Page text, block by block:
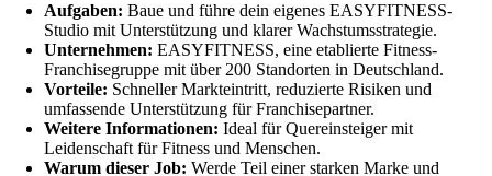
Aufgaben: Baue und führe dein eigenes EASYFITNESS-
Studio mit Unterstützung und klarer Wachstumsstrategie.
Unternehmen: EASYFITNESS, eine etablierte Fitness-
Franchisegruppe mit über 200 Standorten in Deutschland.
Vorteile: Schneller Markteintritt, reduzierte Risiken und
umfassende Unterstützung für Franchisepartner.
Weitere Informationen: Ideal für Quereinsteiger mit
Leidenschaft für Fitness und Menschen.
Warum dieser Job: Werde Teil einer starken Marke und